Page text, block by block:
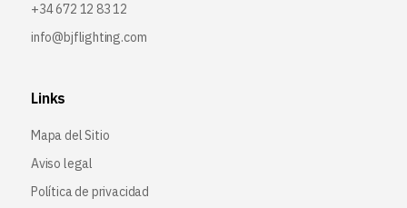
+34 672 12 83 12
info@bjflighting.com
Links
Mapa del Sitio
Aviso legal
Política de privacidad